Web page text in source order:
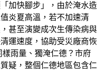
加快腳步」，由於淹水造
炎夏高溫，若不加速清
甚至演變成次生傳染病與
運速度，協助受災廠商恢
雨量、獨淹仁德？市府
疑，整個仁德地區包含仁